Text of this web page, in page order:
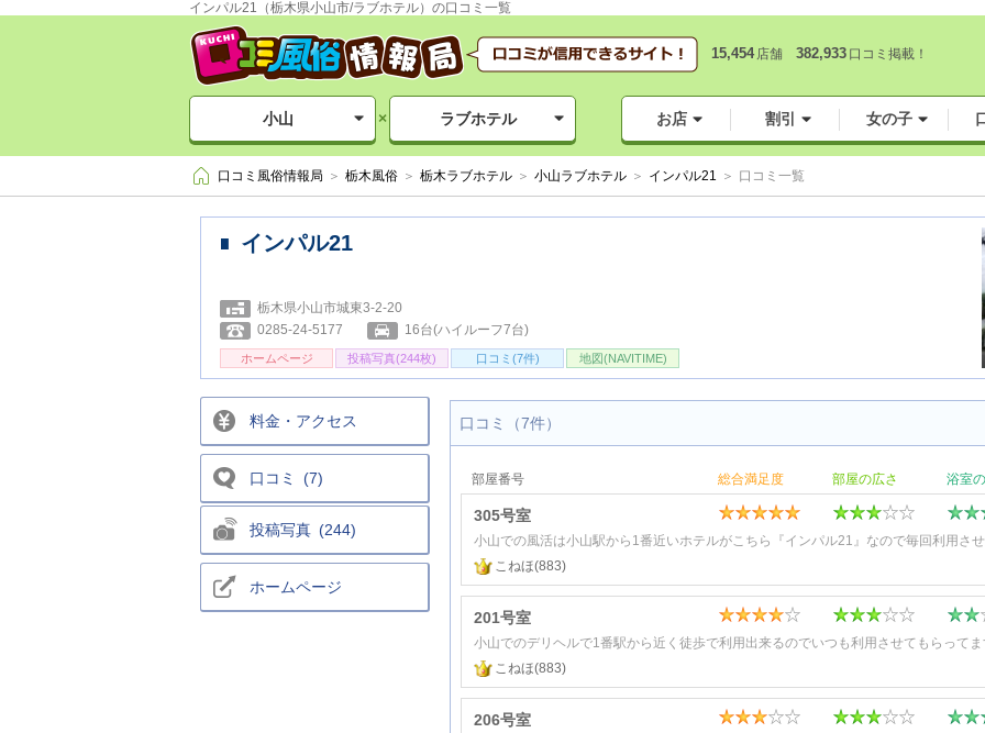
インパル21（栃木県小山市/ラブホテル）の口コミ一覧
15,454 店舗 382,933 口コミ掲載！
小山 × ラブホテル お店 割引 女の子
口コミ風俗情報局 栃木風俗 栃木ラブホテル 小山ラブホテル インパル21 口コミ一覧
■ インパル21
栃木県小山市城東3-2-20
0285-24-5177
16台(ハイルーフ7台)
ホームページ 投稿写真(244枚) 口コミ(7件) 地図(NAVITIME)
口コミ（7件）
部屋番号 総合満足度 部屋の広さ 浴室
305号室
こねほ(883)
201号室
こねほ(883)
206号室
料金・アクセス
口コミ (7)
投稿写真 (244)
ホームページ